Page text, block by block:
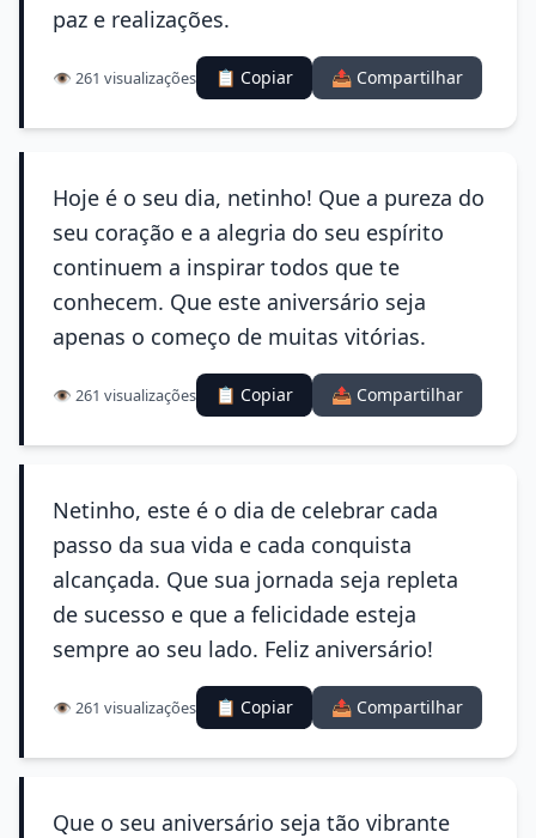
paz e realizações.
👁️ 261 visualizações 📋 Copiar 📤 Compartilhar
Hoje é o seu dia, netinho! Que a pureza do
seu coração e a alegria do seu espírito
continuem a inspirar todos que te
conhecem. Que este aniversário seja
apenas o começo de muitas vitórias.
👁️ 261 visualizações 📋 Copiar 📤 Compartilhar
Netinho, este é o dia de celebrar cada
passo da sua vida e cada conquista
alcançada. Que sua jornada seja repleta
de sucesso e que a felicidade esteja
sempre ao seu lado. Feliz aniversário!
👁️ 261 visualizações 📋 Copiar 📤 Compartilhar
Que o seu aniversário seja tão vibrante